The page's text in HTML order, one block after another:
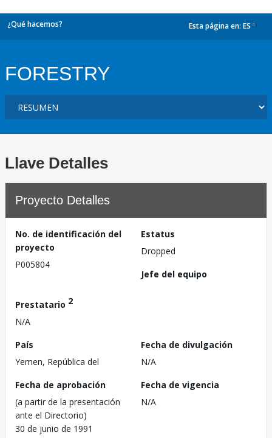
¿Qué hacemos? Esta página en: ES
FORESTRY
Llave Detalles
Proyecto Detalles
No. de identificación del
proyecto
P005804
Estatus
Dropped
Jefe del equipo
Prestatario 2
N/A
País
Yemen, República del
Fecha de divulgación
N/A
Fecha de aprobación
(a partir de la presentación
ante el Directorio)
30 de junio de 1991
Fecha de vigencia
N/A